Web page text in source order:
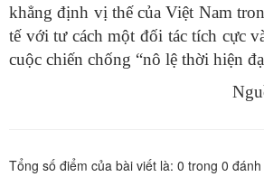
khẳng định vị thế của Việt Nam
tế với tư cách một đối tác tích cực
cuộc chiến chống “nô lệ thời hiện
Tổng số điểm của bài viết là: 0 trong 0